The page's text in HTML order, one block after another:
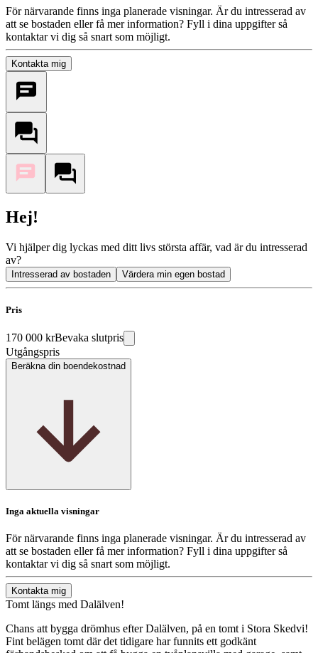
För närvarande finns inga planerade visningar. Är du intresserad av
att se bostaden eller få mer information? Fyll i dina uppgifter så
kontaktar vi dig så snart som möjligt.
Kontakta mig
Hej!
Vi hjälper dig lyckas med ditt livs största affär, vad är du intresserad
av?
Intresserad av bostaden Värdera min egen bostad
Pris
170 000 krBevaka slutpris
Utgångspris
Beräkna din boendekostnad
Inga aktuella visningar
För närvarande finns inga planerade visningar. Är du intresserad av
att se bostaden eller få mer information? Fyll i dina uppgifter så
kontaktar vi dig så snart som möjligt.
Kontakta mig
Tomt längs med Dalälven!
Chans att bygga drömhus efter Dalälven, på en tomt i Stora Skedvi!
Fint belägen tomt där det tidigare har funnits ett godkänt